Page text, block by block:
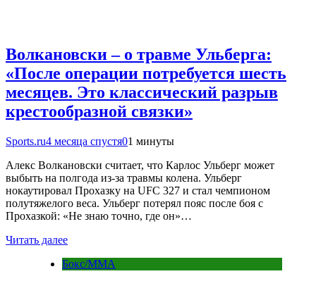
Волкановски – о травме Ульберга:
«После операции потребуется шесть
месяцев. Это классический разрыв
крестообразной связки»
Sports.ru4 месяца спустя01 минуты
Алекс Волкановски считает, что Карлос Ульберг может
выбыть на полгода из-за травмы колена. Ульберг
нокаутировал Прохазку на UFC 327 и стал чемпионом
полутяжелого веса. Ульберг потерял пояс после боя с
Прохазкой: «Не знаю точно, где он»…
Читать далее
Бокс/MMA